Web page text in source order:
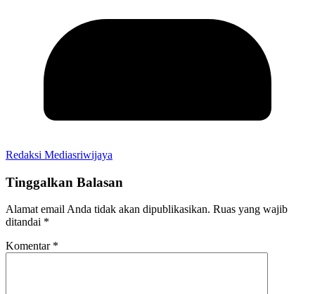
Redaksi Mediasriwijaya
Tinggalkan Balasan
Alamat email Anda tidak akan dipublikasikan. Ruas yang wajib
ditandai *
Komentar *